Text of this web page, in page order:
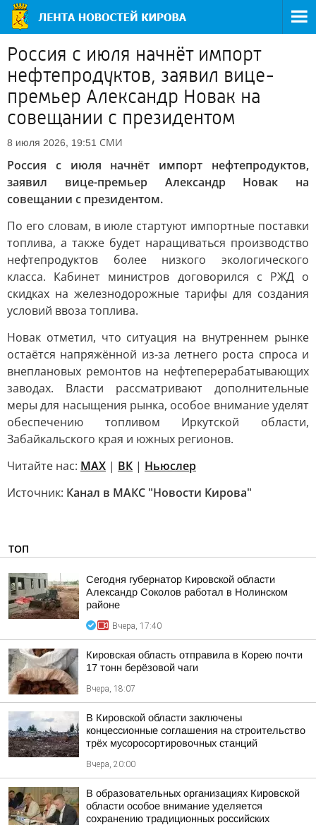
Россия с июля начнёт импорт
нефтепродуктов, заявил вице-
премьер Александр Новак на
совещании с президентом
8 июля 2026, 19:51 СМИ
Россия с июля начнёт импорт нефтепродуктов,
заявил вице-премьер Александр Новак на
совещании с президентом.
По его словам, в июле стартуют импортные поставки
топлива, а также будет наращиваться производство
нефтепродуктов более низкого экологического
класса. Кабинет министров договорился с РЖД о
скидках на железнодорожные тарифы для создания
условий ввоза топлива.
Новак отметил, что ситуация на внутреннем рынке
остаётся напряжённой из-за летнего роста спроса и
внеплановых ремонтов на нефтеперерабатывающих
заводах. Власти рассматривают дополнительные
меры для насыщения рынка, особое внимание уделят
обеспечению топливом Иркутской области,
Забайкальского края и южных регионов.
Читайте нас: MAX | ВК | Ньюслер
Источник: Канал в МАКС "Новости Кирова"
ТОП
Сегодня губернатор Кировской области
Александр Соколов работал в Нолинском
районе
Вчера, 17:40
Кировская область отправила в Корею почти
17 тонн берёзовой чаги
Вчера, 18:07
В Кировской области заключены
концессионные соглашения на строительство
трёх мусоросортировочных станций
Вчера, 20:00
В образовательных организациях Кировской
области особое внимание уделяется
сохранению традиционных российских